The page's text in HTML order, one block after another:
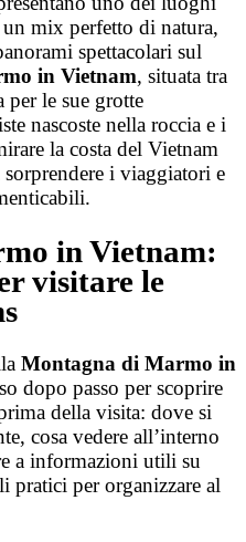
mix perfetto di natura,
spettacolari sul
in Vietnam, situata tra
per le sue grotte
nascoste nella roccia e i
la costa del Vietnam
i viaggiatori e
in Vietnam:
visitare le
Montagna di Marmo in
dopo passo per scoprire
della visita: dove si
cosa vedere all’interno
a informazioni utili su
pratici per organizzare al